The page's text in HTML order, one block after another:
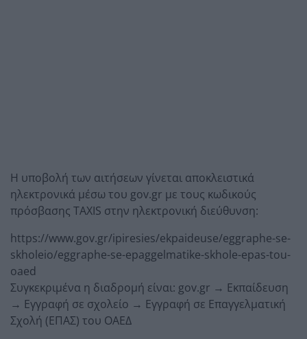
Η υποβολή των αιτήσεων γίνεται αποκλειστικά
ηλεκτρονικά μέσω του gov.gr με τους κωδικούς
πρόσβασης TAXIS στην ηλεκτρονική διεύθυνση:
https://www.gov.gr/ipiresies/ekpaideuse/eggraphe-se-
skholeio/eggraphe-se-epaggelmatike-skhole-epas-tou-
oaed
Συγκεκριμένα η διαδρομή είναι: gov.gr → Εκπαίδευση
→ Εγγραφή σε σχολείο → Εγγραφή σε Επαγγελματική
Σχολή (ΕΠΑΣ) του ΟΑΕΔ